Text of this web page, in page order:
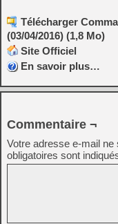
Télécharger
(03/04/2016) (1,8 Mo)
Site Officiel
En savoir plus…
Commentaire ¬
Votre adresse e-mail ne
obligatoires sont